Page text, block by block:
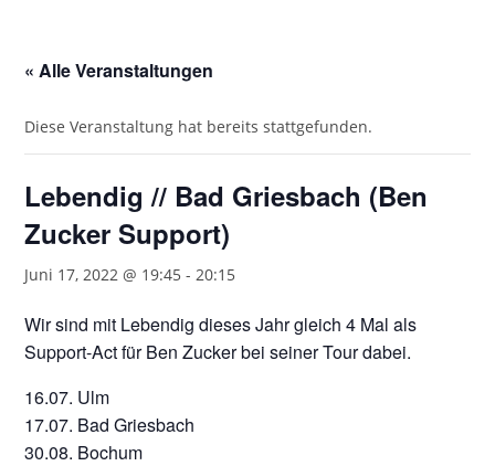
« Alle Veranstaltungen
Diese Veranstaltung hat bereits stattgefunden.
Lebendig // Bad Griesbach (Ben
Zucker Support)
Juni 17, 2022 @ 19:45 -20:15
Wir sind mit Lebendig dieses Jahr gleich 4 Mal als
Support-Act für Ben Zucker bei seiner Tour dabei.
16.07. Ulm
17.07. Bad Griesbach
30.08. Bochum